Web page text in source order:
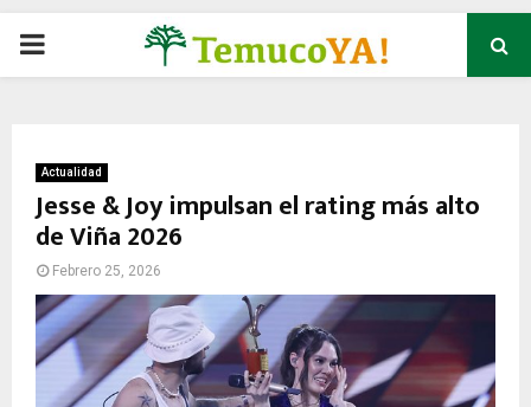
P
M
A
R
Actualidad
Jesse & Joy impulsan el rating más alto
de Viña 2026
Febrero 25, 2026